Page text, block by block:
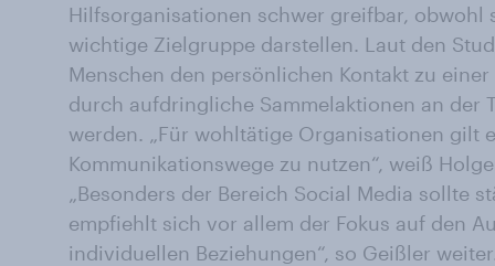
Hilfsorganisationen schwer greifbar, obwohl
wichtige Zielgruppe darstellen. Laut den
Menschen den persönlichen Kontakt zu
durch aufdringliche Sammelaktionen an der
werden. „Für wohltätige Organisationen gilt
Kommunikationswege zu nutzen“, weiß
„Besonders der Bereich Social Media sollte
empfiehlt sich vor allem der Fokus auf den
individuellen Beziehungen“, so Geißler weiter.